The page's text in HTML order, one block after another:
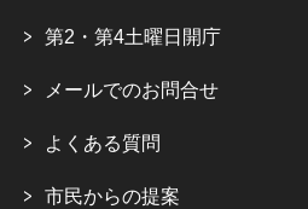
第2・第4土曜日開庁
メールでのお問合せ
よくある質問
市民からの提案